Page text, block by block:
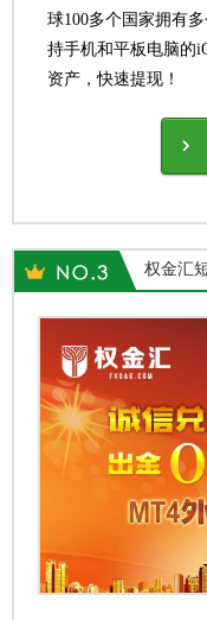
球100多个国家拥有
持手机和平板电脑的
资产，快速提现！
权金汇